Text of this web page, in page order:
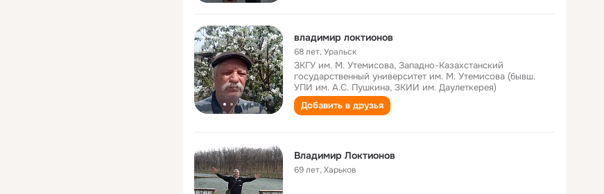
владимир локтионов
68 лет,Уральск
ЗКГУ им. М. Утемисова, Западно-Казахстанский
государственный университет им. М. Утемисова (бывш.
УПИ им. А.С. Пушкина, ЗКИИ им. Даулеткерея)
Добавить в друзья
Владимир Локтионов
69 лет,Харьков